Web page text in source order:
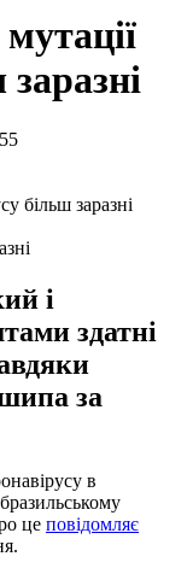
і
здатні
за
в
це повідомляє